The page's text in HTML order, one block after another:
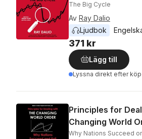
The Big Cycle
Av Ray Dalio
Ljudbok
371 kr
Lägg till
Lyssna direkt efter köp
Principles for
Changing World
Why Nations Succeed